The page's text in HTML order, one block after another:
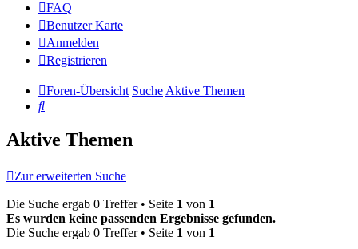
FAQ
Benutzer Karte
Anmelden
Registrieren
Foren-Übersicht SucheAktive Themen
Suche
Aktive Themen
Zur erweiterten Suche
Die Suche ergab 0 Treffer • Seite 1 von 1
Es wurden keine passenden Ergebnisse gefunden.
Die Suche ergab 0 Treffer • Seite 1 von 1